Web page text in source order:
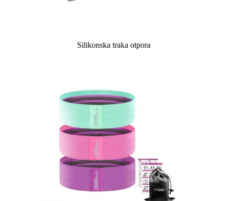
Silikonska traka otpora